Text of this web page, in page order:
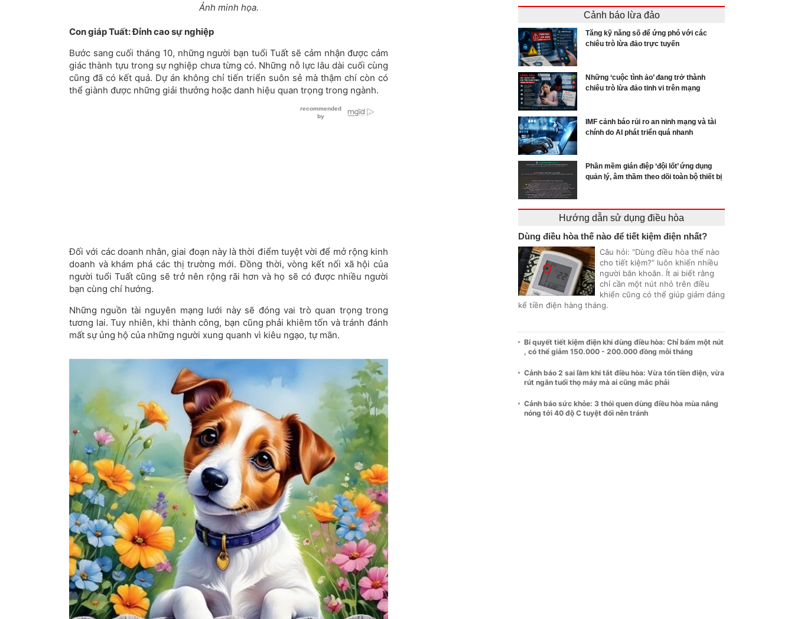
Ảnh minh họa.
Con giáp Tuất: Đỉnh cao sự nghiệp
Bước sang cuối tháng 10, những người bạn tuổi Tuất sẽ cảm nhận được cảm
giác thành tựu trong sự nghiệp chưa từng có. Những nỗ lực lâu dài cuối cùng
cũng đã có kết quả. Dự án không chỉ tiến triển suôn sẻ mà thậm chí còn có
thể giành được những giải thưởng hoặc danh hiệu quan trọng trong ngành.
Đối với các doanh nhân, giai đoạn này là thời điểm tuyệt vời để mở rộng kinh
doanh và khám phá các thị trường mới. Đồng thời, vòng kết nối xã hội của
người tuổi Tuất cũng sẽ trở nên rộng rãi hơn và họ sẽ có được nhiều người
bạn cùng chí hướng.
Những nguồn tài nguyên mạng lưới này sẽ đóng vai trò quan trọng trong
tương lai. Tuy nhiên, khi thành công, bạn cũng phải khiêm tốn và tránh đánh
mất sự ủng hộ của những người xung quanh vì kiêu ngạo, tự mãn.
Cảnh báo lừa đảo
Tăng kỹ năng số để ứng phó với các
chiêu trò lừa đảo trực tuyến
Những ‘cuộc tình ảo’ đang trở thành
chiêu trò lừa đảo tinh vi trên mạng
IMF cảnh báo rủi ro an ninh mạng và tài
chính do AI phát triển quá nhanh
Phần mềm gián điệp ‘đội lốt’ ứng dụng
quản lý, âm thầm theo dõi toàn bộ thiết bị
Hướng dẫn sử dụng điều hòa
Dùng điều hòa thế nào để tiết kiệm điện nhất?
Câu hỏi: “Dùng điều hòa thế nào
cho tiết kiệm?” luôn khiến nhiều
người băn khoăn. Ít ai biết rằng
chỉ cần một nút nhỏ trên điều
khiển cũng có thể giúp giảm đáng
kể tiền điện hàng tháng.
Bí quyết tiết kiệm điện khi dùng điều hòa: Chỉ bấm một nút
, có thể giảm 150.000 - 200.000 đồng mỗi tháng
Cảnh báo 2 sai lầm khi tắt điều hòa: Vừa tốn tiền điện, vừa
rút ngắn tuổi thọ máy mà ai cũng mắc phải
Cảnh báo sức khỏe: 3 thói quen dùng điều hòa mùa nắng
nóng tới 40 độ C tuyệt đối nên tránh